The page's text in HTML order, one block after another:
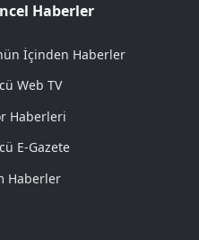
Haberler
İçinden Haberler
Web TV
Haberleri
E-Gazete
Haberler